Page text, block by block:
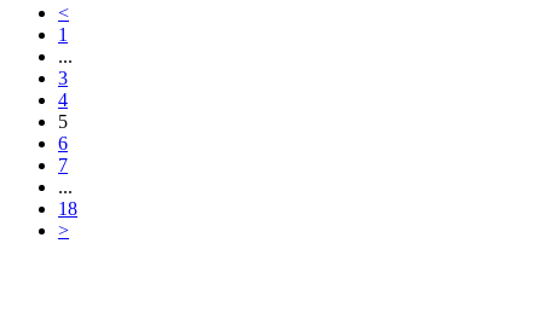
<
1
...
3
4
5
6
7
...
18
>